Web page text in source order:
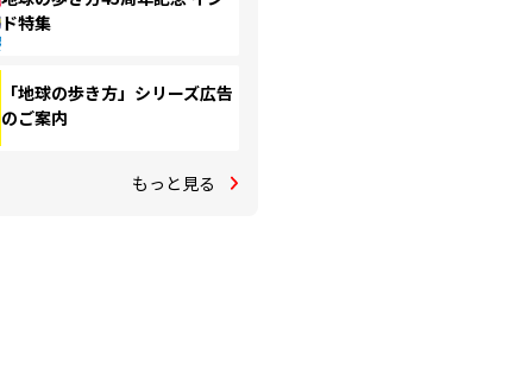
ド特集
「地球の歩き方」シリーズ広告
のご案内
もっと見る